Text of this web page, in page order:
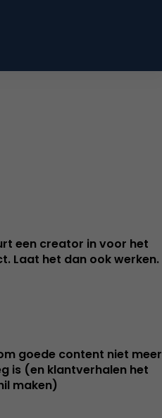
een creator in voor het
Laat het dan ook werken.
goede content niet meer
is (en klantverhalen het
maken)